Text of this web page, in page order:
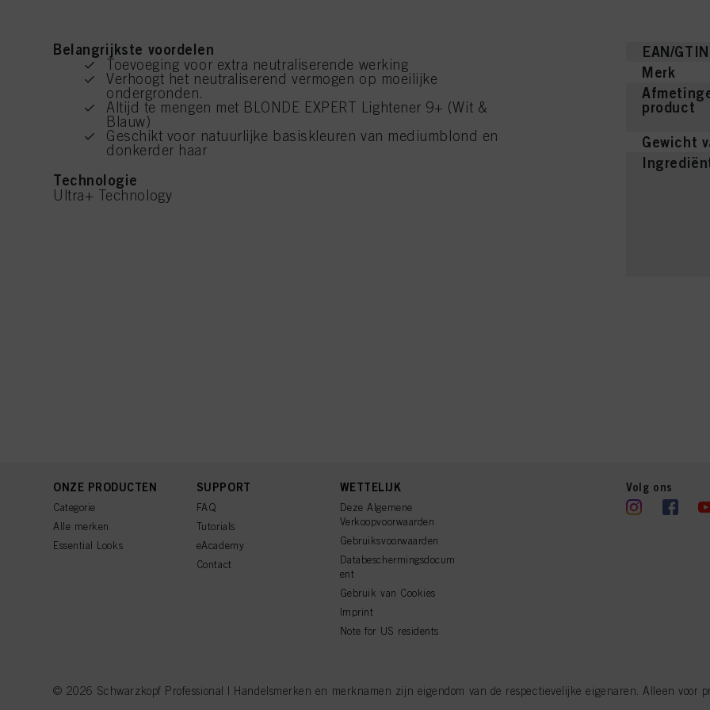
Belangrijkste voordelen
Toevoeging voor extra neutraliserende werking
Verhoogt het neutraliserend vermogen op moeilijke
ondergronden.
Altijd te mengen met BLONDE EXPERT Lightener 9+ (Wit &
Blauw)
Geschikt voor natuurlijke basiskleuren van mediumblond en
donkerder haar
Technologie
Ultra+ Technology
EAN/GTIN
Merk
product
Gewicht
ONZE PRODUCTEN
Categorie
Alle merken
Essential Looks
SUPPORT
FAQ
Tutorials
eAcademy
Contact
WETTELIJK
Deze Algemene
Verkoopvoorwaarden
Gebruiksvoorwaarden
Databeschermingsdocum
ent
Gebruik van Cookies
Imprint
Note for US residents
Volg ons
© 2026 Schwarzkopf Professional | Handelsmerken en merknamen zijn eigendom van de respectievelijke eigenaren. Alleen voor